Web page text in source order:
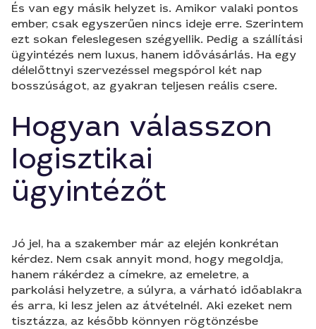
És van egy másik helyzet is. Amikor valaki pontos
ember, csak egyszerűen nincs ideje erre. Szerintem
ezt sokan feleslegesen szégyellik. Pedig a szállítási
ügyintézés nem luxus, hanem idővásárlás. Ha egy
délelőttnyi szervezéssel megspórol két nap
bosszúságot, az gyakran teljesen reális csere.
Hogyan válasszon
logisztikai
ügyintézőt
Jó jel, ha a szakember már az elején konkrétan
kérdez. Nem csak annyit mond, hogy megoldja,
hanem rákérdez a címekre, az emeletre, a
parkolási helyzetre, a súlyra, a várható időablakra
és arra, ki lesz jelen az átvételnél. Aki ezeket nem
tisztázza, az később könnyen rögtönzésbe